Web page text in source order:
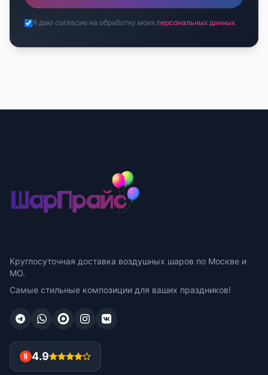
Я даю согласие на обработку моих персональных данных
Круглосуточная доставка воздушных шаров по Москве и
МО.
Самые стильные композиции для ваших праздников!
4.9